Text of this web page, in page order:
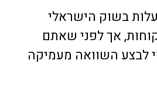
בשוק הישראלי
אך לפני שאתם
לבצע השוואה מעמיקה